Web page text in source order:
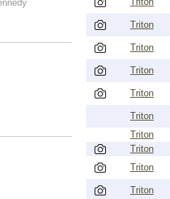
Triton
Triton
Triton
Triton
Triton
Triton
Triton
Triton
Triton